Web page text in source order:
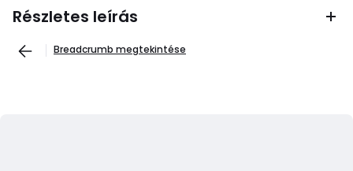
Részletes leírás
Breadcrumb megtekintése